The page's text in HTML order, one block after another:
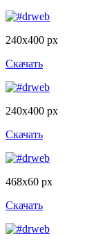
240x400 px
Скачать
240x400 px
Скачать
468x60 px
Скачать